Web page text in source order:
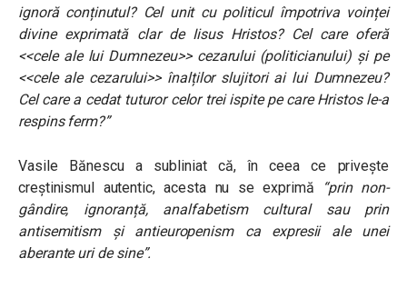
ignoră conținutul? Cel unit cu politicul împotriva voinței
divine exprimată clar de Iisus Hristos? Cel care oferă
<<cele ale lui Dumnezeu>> cezarului (politicianului) și pe
<<cele ale cezarului>> înalților slujitori ai lui Dumnezeu?
Cel care a cedat tuturor celor trei ispite pe care Hristos le-a
respins ferm?”
Vasile Bănescu a subliniat că, în ceea ce privește
creștinismul autentic, acesta nu se exprimă
“prin non-
gândire, ignoranță, analfabetism cultural sau prin
antisemitism și antieuropenism ca expresii ale unei
aberante uri de sine”.